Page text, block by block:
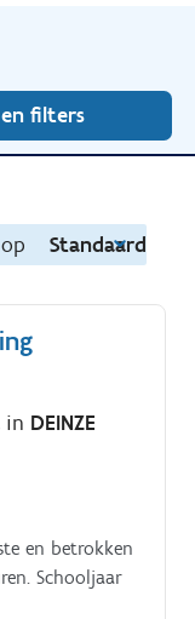
filters
Standaard
in DEINZE
en betrokken
Schooljaar